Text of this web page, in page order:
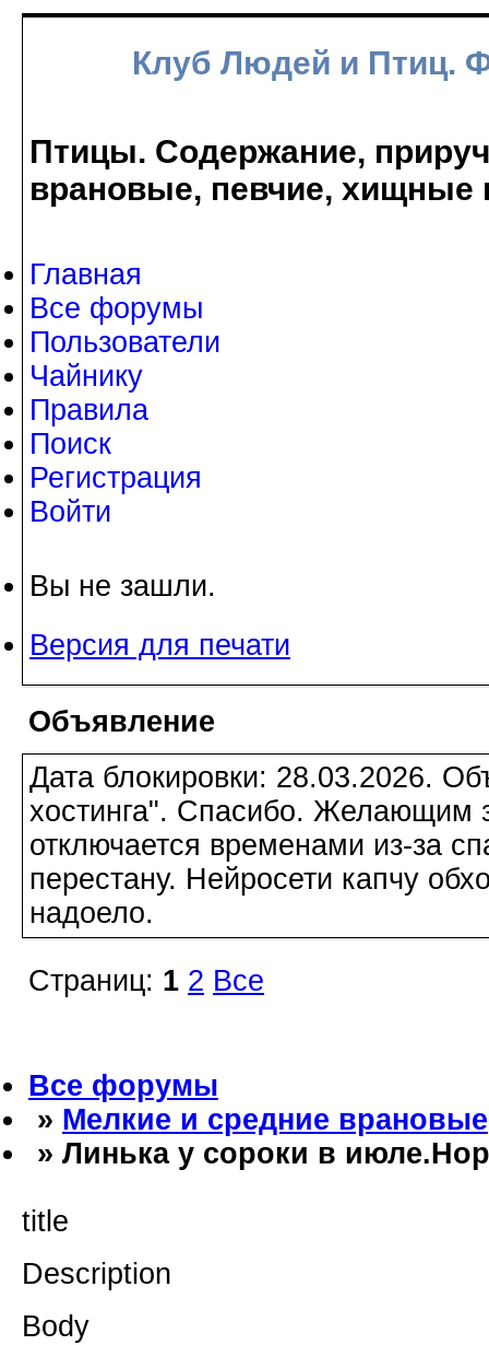
Клуб Людей и Птиц.
Птицы. Содержание,
врановые, певчие, хищные
Главная
Все форумы
Пользователи
Чайнику
Правила
Поиск
Регистрация
Войти
Вы не зашли.
Версия для печати
Объявление
Дата блокировки: 28.03.2026.
хостинга". Спасибо. Желающим
отключается временами из-за
перестану. Нейросети капчу
надоело.
Страниц: 1 2 Все
Все форумы
» Мелкие и средние врановые
» Линька у сороки в
title
Description
Body